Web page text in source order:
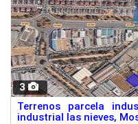
3
Terrenos parcela
industrial las nieves,